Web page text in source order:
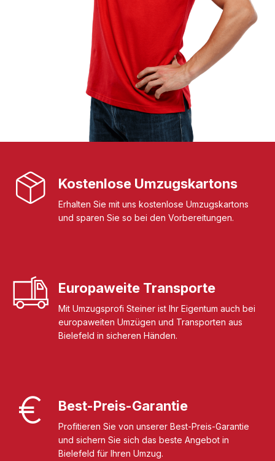
Kostenlose Umzugskartons
Erhalten Sie mit uns kostenlose Umzugskartons
und sparen Sie so bei den Vorbereitungen.
Europaweite Transporte
Mit Umzugsprofi Steiner ist Ihr Eigentum auch bei
europaweiten Umzügen und Transporten aus
Bielefeld in sicheren Händen.
Best-Preis-Garantie
Profitieren Sie von unserer Best-Preis-Garantie
und sichern Sie sich das beste Angebot in
Bielefeld für Ihren Umzug.